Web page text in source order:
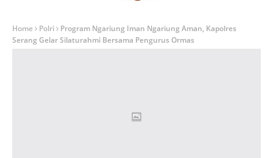
Home Polri
Program Ngariung Iman Ngariung Aman, Kapolres
Serang Gelar Silaturahmi Bersama Pengurus Ormas